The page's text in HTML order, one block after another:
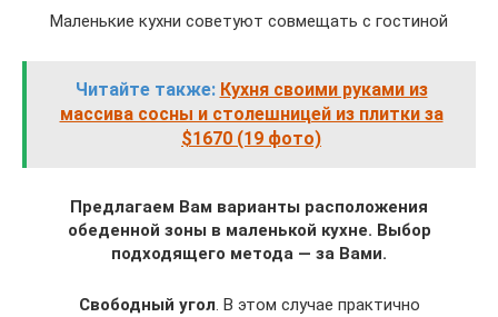
Маленькие кухни советуют совмещать с гостиной
Читайте также: Кухня своими руками из
массива сосны и столешницей из плитки за
$1670 (19 фото)
Предлагаем Вам варианты расположения
обеденной зоны в маленькой кухне. Выбор
подходящего метода — за Вами.
Свободный угол. В этом случае практично